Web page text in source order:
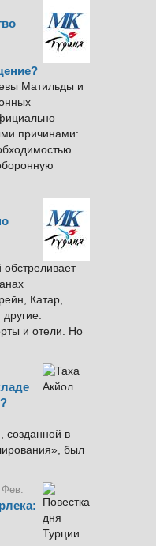
Матильды и
причинами:
Катар,
и отели. Но
созданной в
был
Фев.